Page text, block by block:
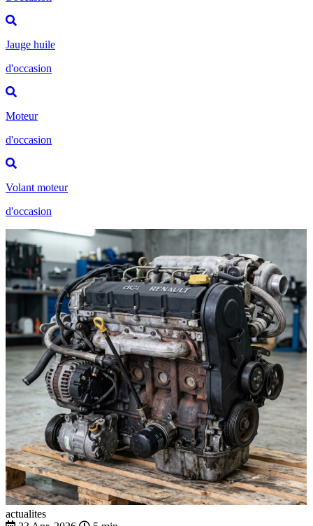
Jauge huile
d'occasion
Moteur
d'occasion
Volant moteur
d'occasion
actualites